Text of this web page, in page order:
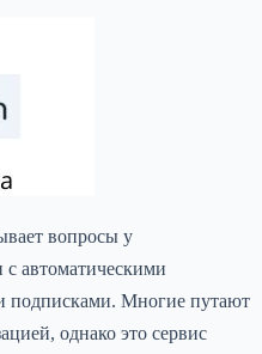
вопросы у
с автоматическими
подписками. Многие путают
однако это сервис